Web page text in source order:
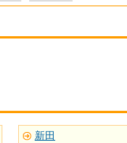
新田